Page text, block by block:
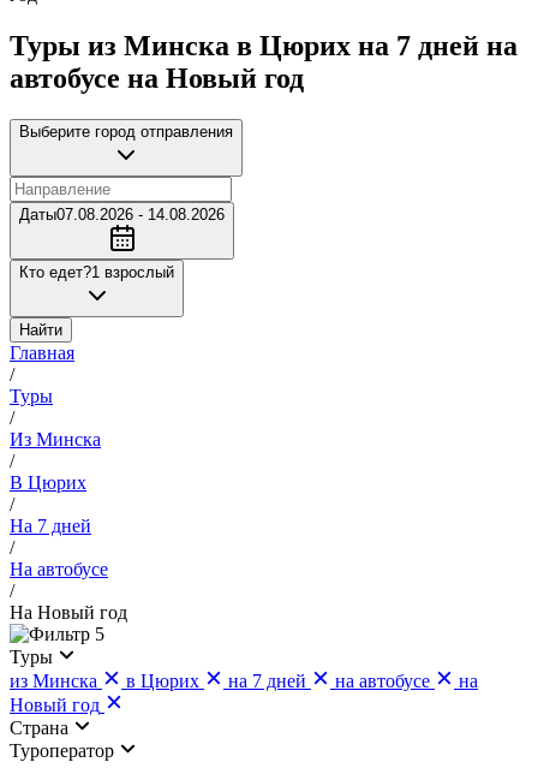
Туры из Минска в Цюрих на 7 дней на
автобусе на Новый год
Выберите город отправления
Даты07.08.2026 - 14.08.2026
Кто едет?1 взрослый
Найти
Главная
/
Туры
/
Из Минска
/
В Цюрих
/
На 7 дней
/
На автобусе
/
На Новый год
5
Туры
из Минска
в Цюрих на 7 дней на автобусе
на
Новый год
Страна
Туроператор